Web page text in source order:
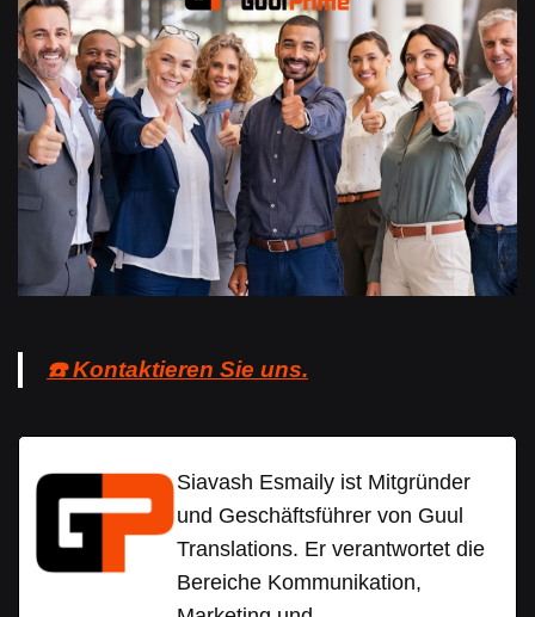
☎️ Kontaktieren Sie uns.
Siavash Esmaily ist Mitgründer
und Geschäftsführer von Guul
Translations. Er verantwortet die
Bereiche Kommunikation,